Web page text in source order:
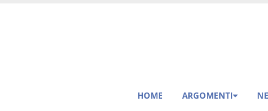
HOME ARGOMENTI